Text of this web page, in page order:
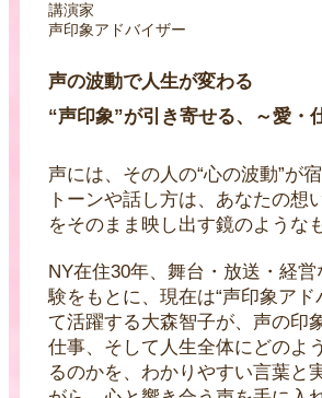
講演家
声印象アドバイザー
声の波動で人生が変わる
“声印象”が引き寄せる、～愛・
声には、その人の“心の波動”が
トーンや話し方は、あなたの想
をそのまま映し出す鏡のような
NY在住30年、舞台・放送・経
験をもとに、現在は“声印象アド
て活躍する大森智子が、声の印
仕事、そして人生全体にどのよ
るのかを、わかりやすい言葉と